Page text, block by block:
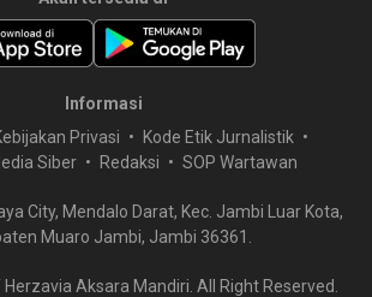
Informasi
Privasi
Kode Etik Jurnalistik
Siber
Redaksi SOP Wartawan
City, Mendalo Darat, Kec. Jambi Luar Kota,
Muaro Jambi, Jambi 36361.
Herzavia Aksara Mandiri. All Right Reserved.